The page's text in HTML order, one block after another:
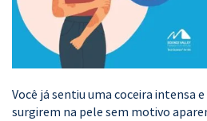
Você já sentiu uma coceira intensa
surgirem na pele sem motivo